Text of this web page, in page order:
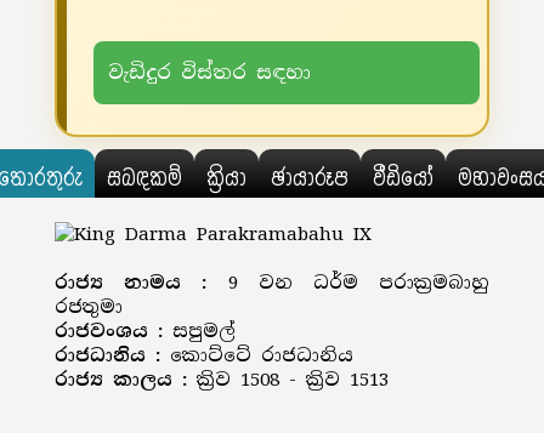
වැඩිදුර විස්තර සඳහා
සබඳකම් ක්‍රියා ඡායාරූප වීඩියෝ
රාජ්‍ය නාමය : 9 වන ධර්ම පරාක්‍රමබාහු
රජතුමා
රාජවංශය : සපුමල්
රාජධානිය : කොට්ටේ රාජධානිය
රාජ්‍ය කාලය : ක්‍රිව 1508 - ක්‍රිව 1513